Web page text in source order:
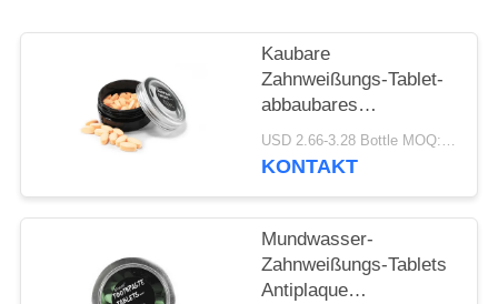
DATENSCHUTZ-
BESTIMMUNGEN
Kaubare
Zahnweißungs-Tablet-
abbaubares
Kaugummi-Aroma
MSDS 21pcs
USD 2.66-3.28 Bottle MOQ:150 Flaschen
KONTAKT
Mundwasser-
Zahnweißungs-Tablets
Antiplaque